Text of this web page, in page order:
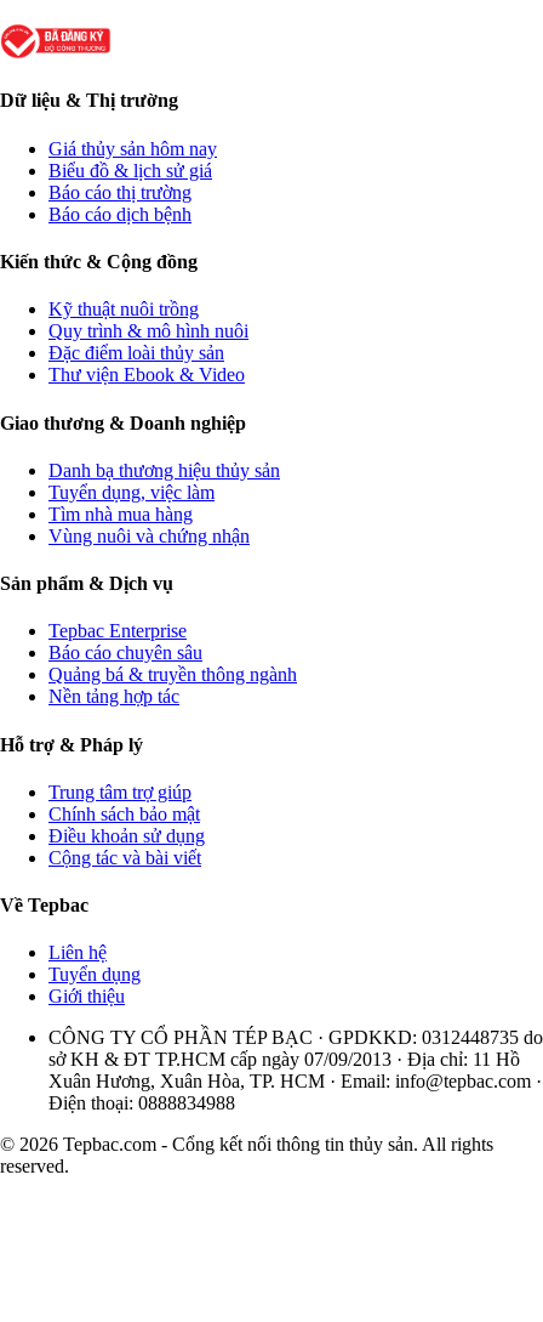
Dữ liệu & Thị trường
Giá thủy sản hôm nay
Biểu đồ & lịch sử giá
Báo cáo thị trường
Báo cáo dịch bệnh
Kiến thức & Cộng đồng
Kỹ thuật nuôi trồng
Quy trình & mô hình nuôi
Đặc điểm loài thủy sản
Thư viện Ebook & Video
Giao thương & Doanh nghiệp
Danh bạ thương hiệu thủy sản
Tuyển dụng, việc làm
Tìm nhà mua hàng
Vùng nuôi và chứng nhận
Sản phẩm & Dịch vụ
Tepbac Enterprise
Báo cáo chuyên sâu
Quảng bá & truyền thông ngành
Nền tảng hợp tác
Hỗ trợ & Pháp lý
Trung tâm trợ giúp
Chính sách bảo mật
Điều khoản sử dụng
Cộng tác và bài viết
Về Tepbac
Liên hệ
Tuyển dụng
Giới thiệu
CÔNG TY CỔ PHẦN TÉP BẠC · GPDKKD: 0312448735 do
sở KH & ĐT TP.HCM cấp ngày 07/09/2013 · Địa chỉ: 11 Hồ
Xuân Hương, Xuân Hòa, TP. HCM · Email: info@tepbac.com ·
Điện thoại: 0888834988
© 2026 Tepbac.com - Cổng kết nối thông tin thủy sản. All rights
reserved.